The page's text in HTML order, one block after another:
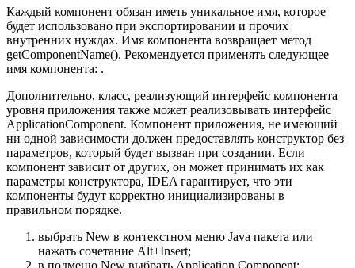
Каждый компонент обязан иметь уникальное имя, которое
будет использовано при экспортировании и прочих
внутренних нуждах. Имя компонента возвращает метод
getComponentName(). Рекомендуется применять следующее
имя компонента: .
Дополнительно, класс, реализующий интерфейс компонента
уровня приложения также может реализовывать интерфейс
ApplicationComponent. Компонент приложения, не имеющий
ни одной зависимости должен предоставлять конструктор без
параметров, который будет вызван при создании. Если
компонент зависит от других, он может принимать их как
параметры конструктора, IDEA гарантирует, что эти
компоненты будут корректно инициализированы в
правильном порядке.
выбрать New в контекстном меню Java пакета или
нажать сочетание Alt+Insert;